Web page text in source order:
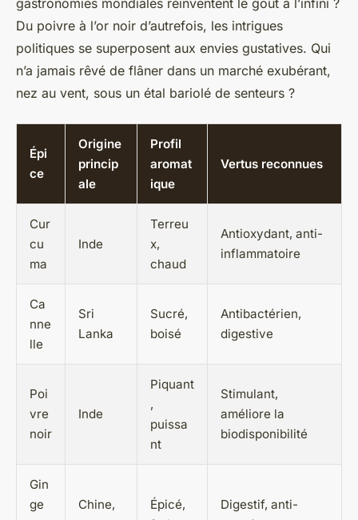
Du poivre à l’or noir d’autrefois, les intrigues
politiques se superposent aux envies gustatives. Qui
n’a jamais rêvé de flâner dans un marché exubérant,
nez au vent, sous un étal bariolé de senteurs ?
Épi
ce
Origine
princip
ale
Profil
aromat
ique
Vertus reconnues
Cur
cu
ma
Inde
Terreu
x,
chaud
Antioxydant, anti-
inflammatoire
Ca
nne
lle
Sri
Lanka
Sucré,
boisé
Antibactérien,
digestive
Poi
vre
noir
Inde
Piquant
,
puissa
nt
Stimulant,
améliore la
biodisponibilité
Gin
ge
Chine,
Épicé,
Digestif, anti-